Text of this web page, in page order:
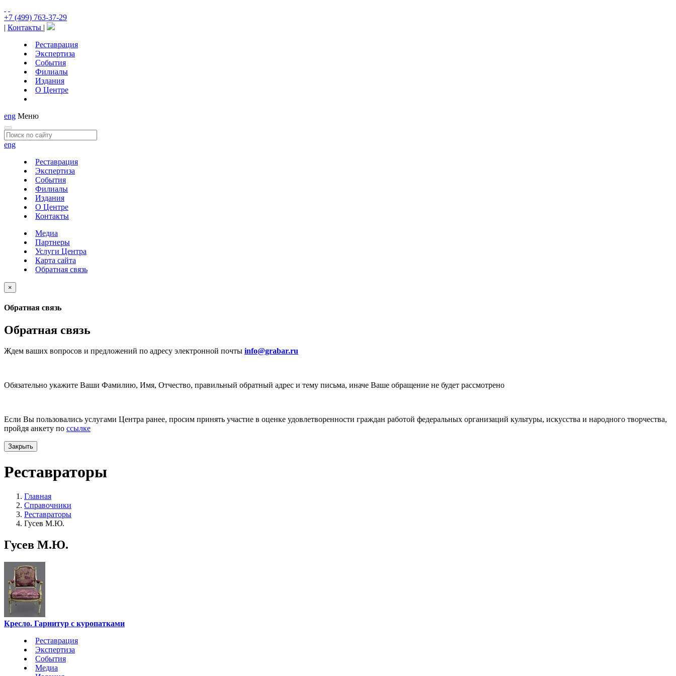
+7 (499) 763-37-29
| Контакты |
Реставрация
Экспертиза
События
Филиалы
Издания
О Центре
eng Меню
eng
Реставрация
Экспертиза
События
Филиалы
Издания
О Центре
Контакты
Медиа
Партнеры
Услуги Центра
Карта сайта
Обратная связь
×
Обратная связь
Обратная связь
Ждем ваших вопросов и предложений по адресу электронной почты info@grabar.ru
Обязательно укажите Ваши Фамилию, Имя, Отчество, правильный обратный адрес и тему письма, иначе Ваше обращение не будет рассмотрено
Если Вы пользовались услугами Центра ранее, просим принять участие в оценке удовлетворенности граждан работой федеральных организаций культуры, искусства и народного творчества,
пройдя анкету по ссылке
Закрыть
Реставраторы
Главная
Справочники
Реставраторы
Гусев М.Ю.
Гусев М.Ю.
Кресло. Гарнитур с куропатками
Реставрация
Экспертиза
События
Медиа